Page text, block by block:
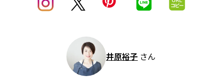
井原裕子 さん